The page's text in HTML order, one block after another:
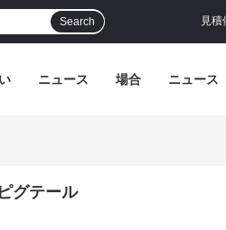
見積
Search
ニュース 場合 ニュース
グテール